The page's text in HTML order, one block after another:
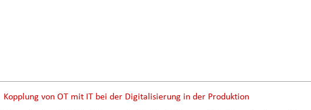
Kopplung von OT mit IT bei der Digitalisierung in der Produktion